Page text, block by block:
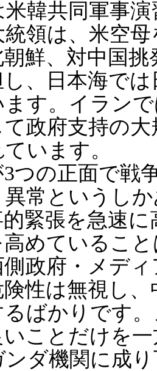
米韓共同軍事
領は、米空
朝鮮、対中国
、日本海で
す。イラン
て政府支持の
います。
つの正面で戦
異常というし
緊張を急速
めているこ
政府・メデ
性は無視し
るばかりです
ことだけを
ンダ機関に成